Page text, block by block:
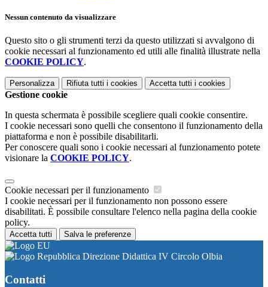
Nessun contenuto da visualizzare
Questo sito o gli strumenti terzi da questo utilizzati si avvalgono di
cookie necessari al funzionamento ed utili alle finalità illustrate nella
COOKIE POLICY.
Personalizza Rifiuta tutti i cookies Accetta tutti i cookies
Gestione cookie
In questa schermata è possibile scegliere quali cookie consentire.
I cookie necessari sono quelli che consentono il funzionamento della
piattaforma e non è possibile disabilitarli.
Per conoscere quali sono i cookie necessari al funzionamento potete
visionare la COOKIE POLICY.
Cookie necessari per il funzionamento
I cookie necessari per il funzionamento non possono essere
disabilitati. È possibile consultare l'elenco nella pagina della cookie
policy.
Accetta tutti Salva le preferenze
Direzione Didattica IV Circolo Olbia
Contatti